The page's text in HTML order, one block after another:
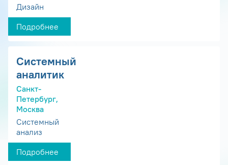
Дизайн
Подробнее
Системный
аналитик
Санкт-
Петербург,
Москва
Системный
анализ
Подробнее